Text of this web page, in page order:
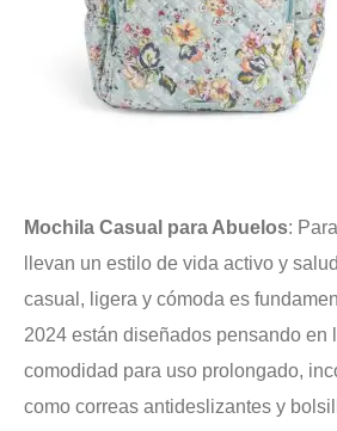
Mochila Casual para Abuelos:
llevan un estilo de vida activo y
casual, ligera y cómoda es
2024 están diseñados pensando en
comodidad para uso prolongado,
como correas antideslizantes y